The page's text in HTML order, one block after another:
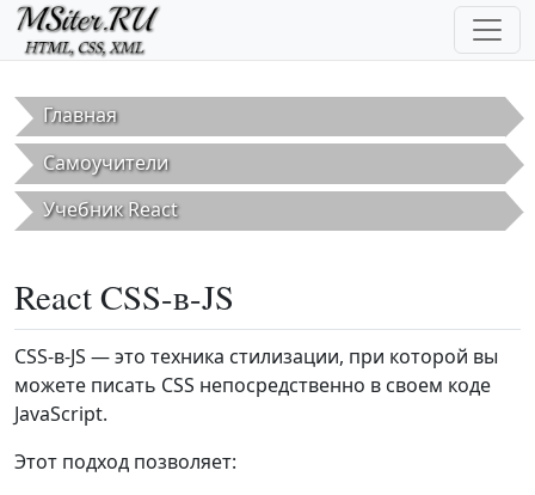
Перейти к основному содержанию
Главная
Самоучители
Учебник React
React CSS-в-JS
CSS-в-JS — это техника стилизации, при которой вы
можете писать CSS непосредственно в своем коде
JavaScript.
Этот подход позволяет: